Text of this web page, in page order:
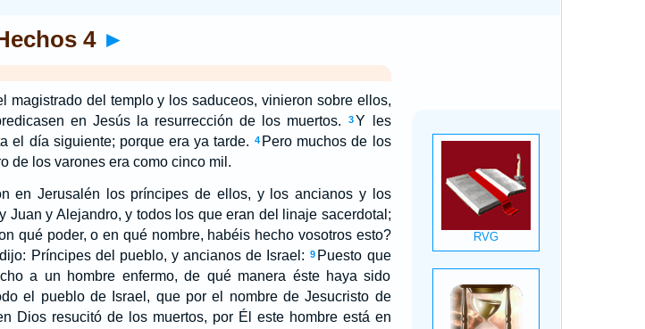
4 ►
magistrado del templo y los saduceos, vinieron sobre ellos,
en Jesús la resurrección de los muertos. 3 Y les
el día siguiente; porque era ya tarde.
4 Pero muchos de los
de los varones era como cinco mil.
en Jerusalén los príncipes de ellos, y los ancianos y los
Juan y Alejandro, y todos los que eran del linaje sacerdotal;
qué poder, o en qué nombre, habéis hecho vosotros esto?
Príncipes del pueblo, y ancianos de Israel: 9 Puesto que
a un hombre enfermo, de qué manera éste haya sido
el pueblo de Israel, que por el nombre de Jesucristo de
Dios resucitó de los muertos, por Él este hombre está en